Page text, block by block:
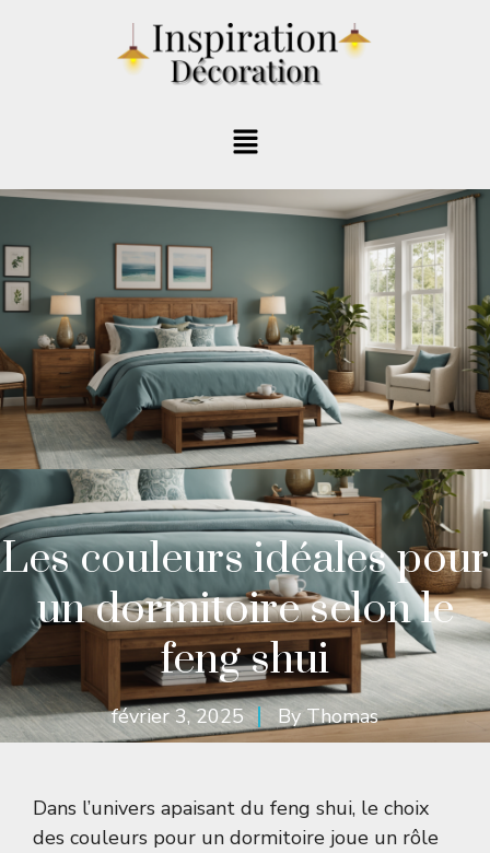
Les couleurs idéales pour
un dormitoire selon le
feng shui
février 3, 2025 By Thomas
Dans l’univers apaisant du feng shui, le choix
des couleurs pour un dormitoire joue un rôle